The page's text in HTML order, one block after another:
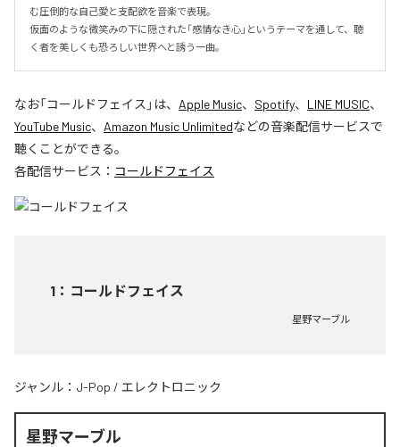
む圧倒的な自己愛と支配欲を音楽で表現。
仮面のような微笑みの下に隠された「感情なき心」というテーマを通して、聴
く者を美しくも恐ろしい世界へと誘う一曲。
なお「コールドフェイス 」は、 Apple Music、 Spotify、 LINE MUSIC、
YouTube Music、 Amazon Music Unlimitedなどの音楽配信サービスで
聴くことができる。
各配信サービス： コールドフェイス
1 ： コールドフェイス
星野マーブル
ジャンル： J-Pop / エレクトロニック
星野マーブル